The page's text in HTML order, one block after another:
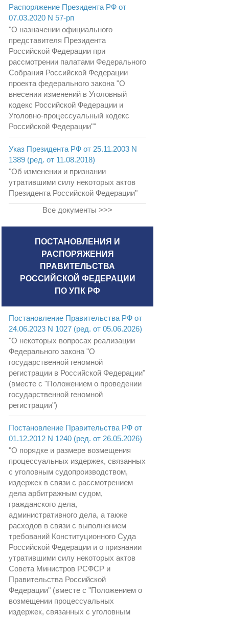
Распоряжение Президента РФ от
07.03.2020 N 57-рп
"О назначении официального
представителя Президента
Российской Федерации при
рассмотрении палатами Федерального
Собрания Российской Федерации
проекта федерального закона "О
внесении изменений в Уголовный
кодекс Российской Федерации и
Уголовно-процессуальный кодекс
Российской Федерации""
Указ Президента РФ от 25.11.2003 N
1389 (ред. от 11.08.2018)
"Об изменении и признании
утратившими силу некоторых актов
Президента Российской Федерации"
Все документы >>>
ПОСТАНОВЛЕНИЯ И
РАСПОРЯЖЕНИЯ
ПРАВИТЕЛЬСТВА
РОССИЙСКОЙ ФЕДЕРАЦИИ
ПО УПК РФ
Постановление Правительства РФ от
24.06.2023 N 1027 (ред. от 05.06.2026)
"О некоторых вопросах реализации
Федерального закона "О
государственной геномной
регистрации в Российской Федерации"
(вместе с "Положением о проведении
государственной геномной
регистрации")
Постановление Правительства РФ от
01.12.2012 N 1240 (ред. от 26.05.2026)
"О порядке и размере возмещения
процессуальных издержек, связанных
с уголовным судопроизводством,
издержек в связи с рассмотрением
дела арбитражным судом,
гражданского дела,
административного дела, а также
расходов в связи с выполнением
требований Конституционного Суда
Российской Федерации и о признании
утратившими силу некоторых актов
Совета Министров РСФСР и
Правительства Российской
Федерации" (вместе с "Положением о
возмещении процессуальных
издержек, связанных с уголовным